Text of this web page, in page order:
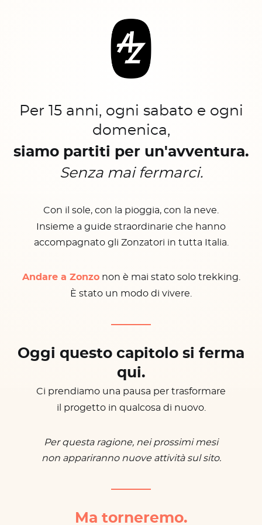
Per 15 anni, ogni sabato e ogni
domenica,
siamo partiti per un'avventura.
Senza mai fermarci.
Con il sole, con la pioggia, con la neve.
Insieme a guide straordinarie che hanno
accompagnato gli Zonzatori in tutta Italia.
Andare a Zonzonon è mai stato solo trekking.
È stato un modo di vivere.
Oggi questo capitolo si ferma
qui.
Ci prendiamo una pausa per trasformare
il progetto in qualcosa di nuovo.
Per questa ragione, nei prossimi mesi
non appariranno nuove attività sul sito.
Ma torneremo.